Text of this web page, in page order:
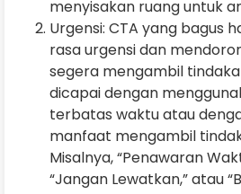
menyisakan ruang untuk
Urgensi: CTA yang bagus
rasa urgensi dan
segera mengambil
dicapai dengan
terbatas waktu atau
manfaat mengambil
Misalnya, “Penawaran
“Jangan Lewatkan,” atau